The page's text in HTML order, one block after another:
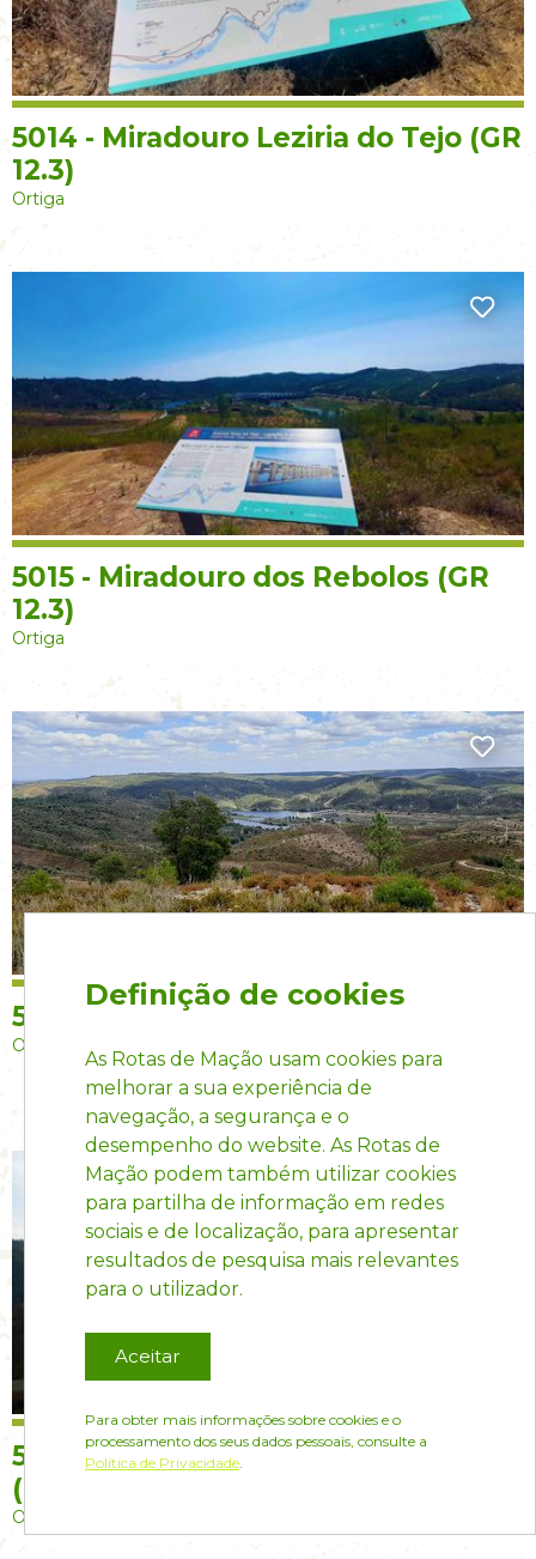
5014 - Miradouro Leziria do Tejo (GR
12.3)
Ortiga
5015 - Miradouro dos Rebolos (GR
12.3)
Ortiga
5028 – Miradouro do Pontão
Ortiga
5047 - Miradouro da Boavista
(Ortiga)(PR4)
Ortiga
Definição de cookies
As Rotas de Mação usam cookies para
melhorar a sua experiência de
navegação, a segurança e o
desempenho do website. As Rotas de
Mação podem também utilizar cookies
para partilha de informação em redes
sociais e de localização, para apresentar
resultados de pesquisa mais relevantes
para o utilizador.
Aceitar
Para obter mais informações sobre cookies e o
processamento dos seus dados pessoais, consulte a
Política de Privacidade.